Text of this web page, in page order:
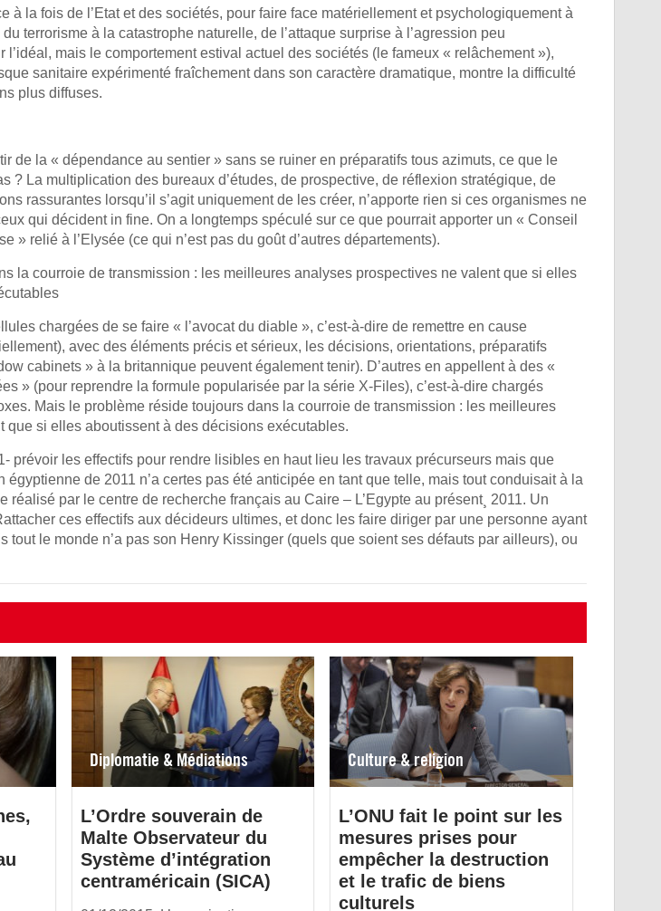
à la fois de l’Etat et des sociétés, pour faire face matériellement et psychologiquement à
terrorisme à la catastrophe naturelle, de l’attaque surprise à l’agression peu
l’idéal, mais le comportement estival actuel des sociétés (le fameux « relâchement »),
sanitaire expérimenté fraîchement dans son caractère dramatique, montre la difficulté
plus diffuses.
de la « dépendance au sentier » sans se ruiner en préparatifs tous azimuts, ce que le
? La multiplication des bureaux d’études, de prospective, de réflexion stratégique, de
rassurantes lorsqu’il s’agit uniquement de les créer, n’apporte rien si ces organismes ne
qui décident in fine. On a longtemps spéculé sur ce que pourrait apporter un « Conseil
» relié à l’Elysée (ce qui n’est pas du goût d’autres départements).
la courroie de transmission : les meilleures analyses prospectives ne valent que si elles
chargées de se faire « l’avocat du diable », c’est-à-dire de remettre en cause
avec des éléments précis et sérieux, les décisions, orientations, préparatifs
cabinets » à la britannique peuvent également tenir). D’autres en appellent à des «
» (pour reprendre la formule popularisée par la série X-Files), c’est-à-dire chargés
Mais le problème réside toujours dans la courroie de transmission : les meilleures
que si elles aboutissent à des décisions exécutables.
prévoir les effectifs pour rendre lisibles en haut lieu les travaux précurseurs mais que
égyptienne de 2011 n’a certes pas été anticipée en tant que telle, mais tout conduisait à la
réalisé par le centre de recherche français au Caire – L’Egypte au présent¸ 2011. Un
ces effectifs aux décideurs ultimes, et donc les faire diriger par une personne ayant
tout le monde n’a pas son Henry Kissinger (quels que soient ses défauts par ailleurs), ou
Diplomatie & Médiations
L’Ordre souverain de
Malte Observateur du
Système d’intégration
centraméricain (SICA)
Culture & religion
L’ONU fait le point sur les
mesures prises pour
empêcher la destruction
et le trafic de biens
culturels